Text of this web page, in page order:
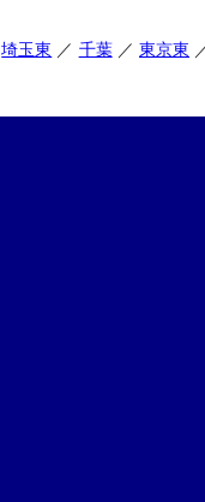
埼玉東 千葉 東京東